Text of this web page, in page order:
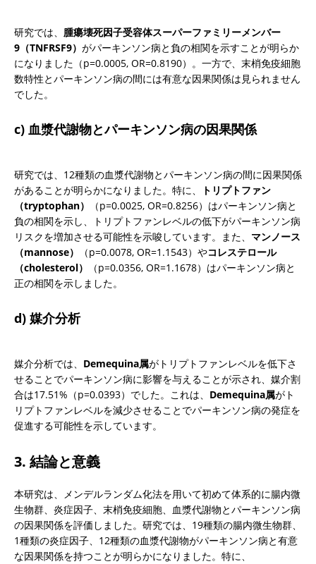
研究では、 腫瘍壊死因子受容体スーパーファミリーメンバー
9（TNFRSF9） がパーキンソン病と負の相関を示すことが明らか
になりました（p=0.0005, OR=0.8190）。一方で、末梢免疫細胞
数特性とパーキンソン病の間には有意な因果関係は見られません
でした。
c) 血漿代謝物とパーキンソン病の因果関係
研究では、12種類の血漿代謝物とパーキンソン病の間に因果関係
があることが明らかになりました。特に、
トリプトファン
（tryptophan）
（p=0.0025, OR=0.8256）はパーキンソン病と
負の相関を示し、トリプトファンレベルの低下がパーキンソン病
リスクを増加させる可能性を示唆しています。また、 マンノース
（mannose）
（p=0.0078, OR=1.1543）やコレステロール
（cholesterol）
（p=0.0356, OR=1.1678）はパーキンソン病と
正の相関を示しました。
d) 媒介分析
媒介分析では、 Demequina属がトリプトファンレベルを低下さ
せることでパーキンソン病に影響を与えることが示され、媒介割
合は17.51%（p=0.0393）でした。これは、 Demequina属がト
リプトファンレベルを減少させることでパーキンソン病の発症を
促進する可能性を示しています。
3. 結論と意義
本研究は、メンデルランダム化法を用いて初めて体系的に腸内微
生物群、炎症因子、末梢免疫細胞、血漿代謝物とパーキンソン病
の因果関係を評価しました。研究では、19種類の腸内微生物群、
1種類の炎症因子、12種類の血漿代謝物がパーキンソン病と有意
な因果関係を持つことが明らかになりました。特に、